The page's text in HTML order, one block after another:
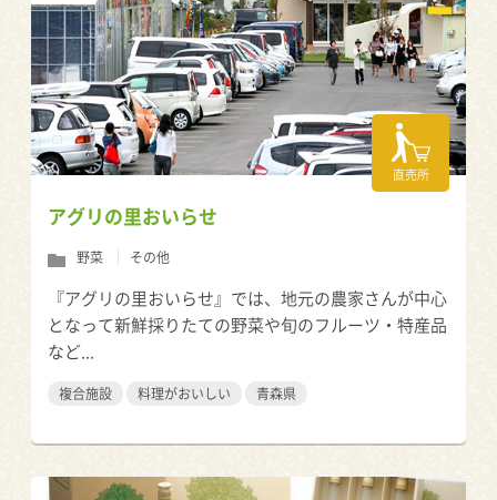
直売所
アグリの里おいらせ
野菜 その他
『アグリの里おいらせ』では、地元の農家さんが中心
となって新鮮採りたての野菜や旬のフルーツ・特産品
など...
複合施設 料理がおいしい 青森県